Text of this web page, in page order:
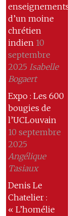
enseignements
d’un moine
chrétien
indien 10
septembre
2025 Isabelle
Bogaert
Expo : Les 600
bougies de
l’UCLouvain
10 septembre
2025
Angélique
Tasiaux
Denis Le
Chatelier :
« L’homélie